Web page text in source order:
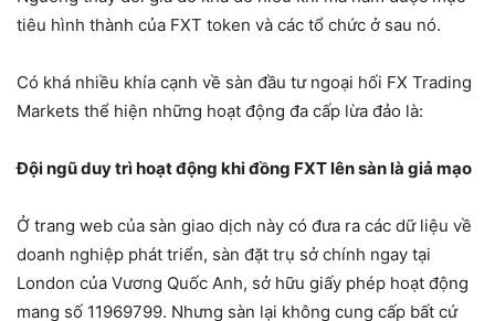
tiêu hình thành của FXT token và các tổ chức ở sau nó.
Có khá nhiều khía cạnh về sàn đầu tư ngoại hối FX Trading
Markets thể hiện những hoạt động đa cấp lừa đảo là:
Đội ngũ duу trì hoạt động khi đồng FXT lên sàn là giả mạo
Ở trang web của sàn giao dịch này có đưa ra các dữ liệu về
doanh nghiệp phát triển, sàn đặt trụ sở chính ngay tại
London của Vương Quốc Anh, sở hữu giấy phép hoạt động
mang số 11969799. Nhưng sàn lại không cung cấp bất cứ